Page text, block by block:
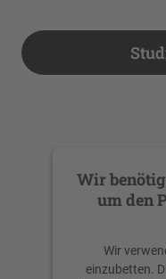
Wir
um den
Wir
einzubetten.